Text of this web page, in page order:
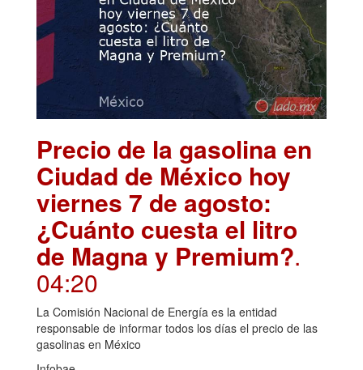
Precio de la gasolina en
Ciudad de México hoy
viernes 7 de agosto:
¿Cuánto cuesta el litro
de Magna y Premium?.
04:20
La Comisión Nacional de Energía es la entidad
responsable de informar todos los días el precio de las
gasolinas en México